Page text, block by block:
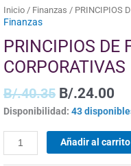
Inicio / Finanzas / PRINCIPIOS
Finanzas
PRINCIPIOS DE
CORPORATIVAS
B/.40.35 B/.24.00
Disponibilidad: 43
Añadir al carrito